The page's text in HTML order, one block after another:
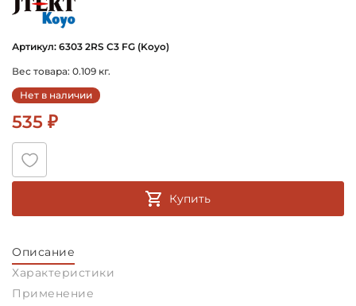
Артикул: 6303 2RS C3 FG (Koyo)
Вес товара: 0.109 кг.
Нет в наличии
535 ₽
Купить
Описание
Характеристики
Применение